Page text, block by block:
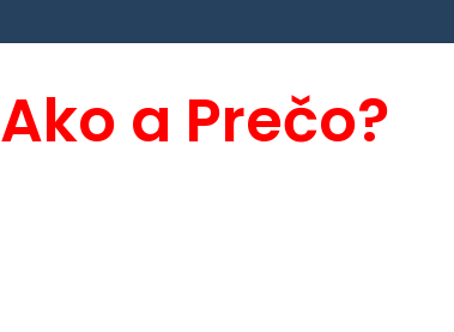
Ako a Prečo?